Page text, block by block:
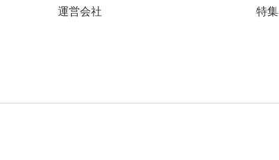
運営会社
特集